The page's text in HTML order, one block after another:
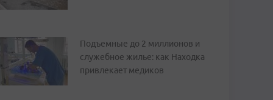
Подъемные до 2 миллионов и
служебное жилье: как Находка
привлекает медиков